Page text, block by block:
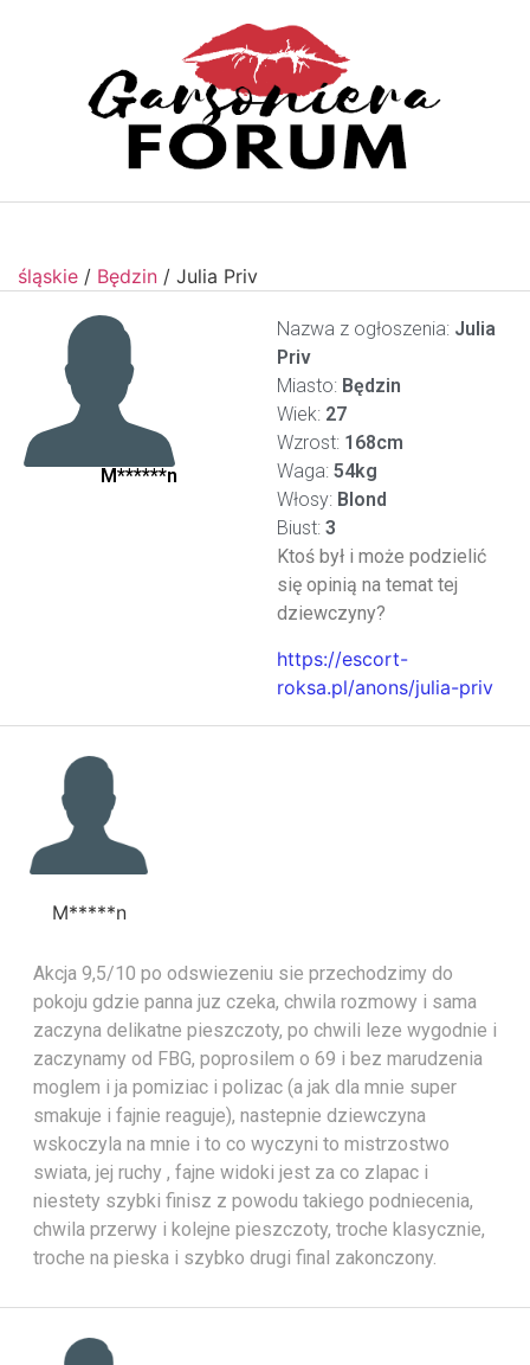
śląskie / Będzin / Julia Priv
M******n
Nazwa z ogłoszenia: Julia
Priv
Miasto: Będzin
Wiek: 27
Wzrost: 168cm
Waga: 54kg
Włosy: Blond
Biust: 3
Ktoś był i może podzielić
się opinią na temat tej
dziewczyny?
https://escort-
roksa.pl/anons/julia-priv
M*****n
Akcja 9,5/10 po odswiezeniu sie przechodzimy do
pokoju gdzie panna juz czeka, chwila rozmowy i sama
zaczyna delikatne pieszczoty, po chwili leze wygodnie i
zaczynamy od FBG, poprosilem o 69 i bez marudzenia
moglem i ja pomiziac i polizac (a jak dla mnie super
smakuje i fajnie reaguje), nastepnie dziewczyna
wskoczyla na mnie i to co wyczyni to mistrzostwo
swiata, jej ruchy , fajne widoki jest za co zlapac i
niestety szybki finisz z powodu takiego podniecenia,
chwila przerwy i kolejne pieszczoty, troche klasycznie,
troche na pieska i szybko drugi final zakonczony.